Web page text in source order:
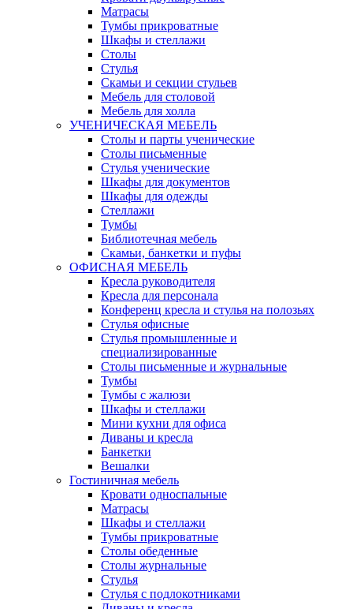
Матрасы
Тумбы прикроватные
Шкафы и стеллажи
Столы
Стулья
Скамьи и секции стульев
Мебель для столовой
Мебель для холла
УЧЕНИЧЕСКАЯ МЕБЕЛЬ
Столы и парты ученические
Столы письменные
Стулья ученические
Шкафы для документов
Шкафы для одежды
Стеллажи
Тумбы
Библиотечная мебель
Скамьи, банкетки и пуфы
ОФИСНАЯ МЕБЕЛЬ
Кресла руководителя
Кресла для персонала
Конференц кресла и стулья на полозьях
Стулья офисные
Стулья промышленные и
специализированные
Столы письменные и журнальные
Тумбы
Тумбы с жалюзи
Шкафы и стеллажи
Мини кухни для офиса
Диваны и кресла
Банкетки
Вешалки
Гостиничная мебель
Кровати односпальные
Матрасы
Шкафы и стеллажи
Тумбы прикроватные
Столы обеденные
Столы журнальные
Стулья
Стулья с подлокотниками